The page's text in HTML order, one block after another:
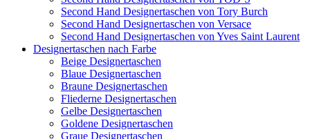
Second Hand Designertaschen von Tory Burch
Second Hand Designertaschen von Versace
Second Hand Designertaschen von Yves Saint Laurent
Designertaschen nach Farbe
Beige Designertaschen
Blaue Designertaschen
Braune Designertaschen
Fliederne Designertaschen
Gelbe Designertaschen
Goldene Designertaschen
Graue Designertaschen